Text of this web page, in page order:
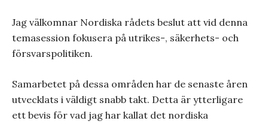
Jag välkomnar Nordiska rådets beslut att vid denna
temasession fokusera på utrikes-, säkerhets- och
försvarspolitiken.
Samarbetet på dessa områden har de senaste åren
utvecklats i väldigt snabb takt. Detta är ytterligare
ett bevis för vad jag har kallat det nordiska